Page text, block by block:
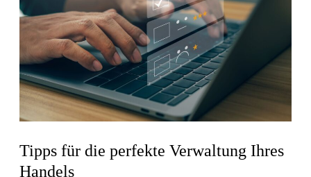
Tipps für die perfekte Verwaltung Ihres
Handels
Verwaltung
Ihres
Handels